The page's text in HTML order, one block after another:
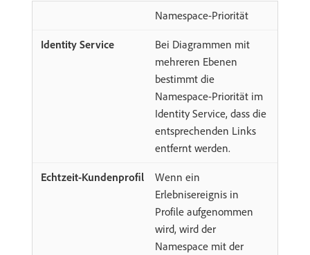
Namespace-Priorität
Bei Diagrammen mit
mehreren Ebenen
bestimmt die
Namespace-Priorität im
Identity Service, dass die
entsprechenden Links
entfernt werden.
Wenn ein
Erlebnisereignis in
Profile aufgenommen
wird, wird der
Namespace mit der